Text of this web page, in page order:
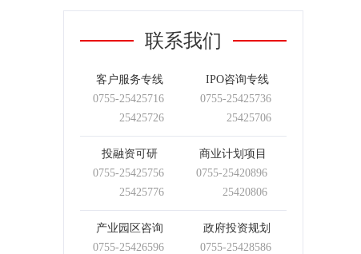
联系我们
客户服务专线
0755-25425716
25425726
IPO咨询专线
0755-25425736
25425706
投融资可研
0755-25425756
25425776
商业计划项目
0755-25420896
25420806
产业园区咨询
0755-25426596
政府投资规划
0755-25428586